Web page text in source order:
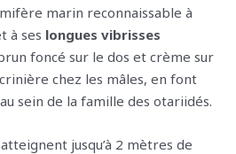
marin reconnaissable à
à ses longues vibrisses
foncé sur le dos et crème sur
chez les mâles, en font
sein de la famille des otariidés.
atteignent jusqu’à 2 mètres de